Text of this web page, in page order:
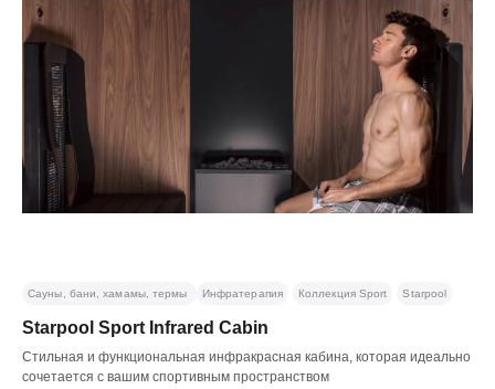
Starpool Sport Infrared Cabin
Стильная и функциональная инфракрасная кабина, которая идеально
сочетается с вашим спортивным пространством
Сауны, бани, хамамы, термы Инфратерапия Коллекция Sport Starpool